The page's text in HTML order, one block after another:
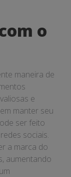
o
maneira de
e
manter seu
ser feito
sociais.
a marca do
aumentando